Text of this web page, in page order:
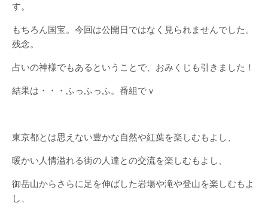
す。
もちろん国宝。今回は公開日ではなく見られませんでした。
残念。
占いの神様でもあるということで、おみくじも引きました！
結果は・・・ふっふっふ。番組でｖ
東京都とは思えない豊かな自然や紅葉を楽しむもよし、
暖かい人情溢れる街の人達との交流を楽しむもよし、
御岳山からさらに足を伸ばした岩場や滝や登山を楽しむもよ
し、